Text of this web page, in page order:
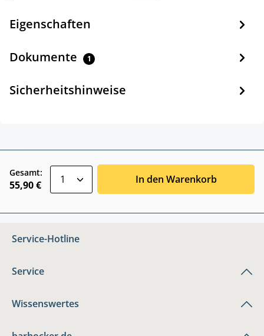
Eigenschaften
Dokumente 1
Sicherheitshinweise
Gesamt:
55,90 € In den Warenkorb
Service-Hotline
Service
Wissenswertes